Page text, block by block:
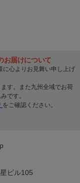
ビル105
商品は対象外